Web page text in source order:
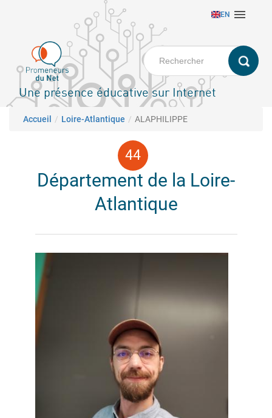
principal
EN 
Une présence éducative sur Internet
Fil d'Ariane
Accueil Loire-Atlantique ALAPHILIPPE
Département de la Loire-
Atlantique